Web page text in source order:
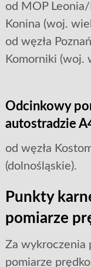
od MOP
Konina (woj.
od węzła
Komorniki (woj.
Odcinkowy
autostradzie
od węzła
(dolnośląskie).
Punkty
pomiarze
Za wykroczenia
pomiarze